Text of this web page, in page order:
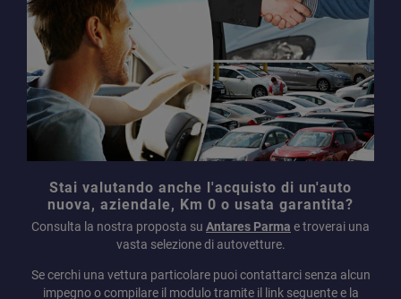
Stai valutando anche l'acquisto di un'auto
nuova, aziendale, Km 0 o usata garantita?
Consulta la nostra proposta su Antares Parma e troverai una
vasta selezione di autovetture.
Se cerchi una vettura particolare puoi contattarci senza alcun
impegno o compilare il modulo tramite il link seguente e la